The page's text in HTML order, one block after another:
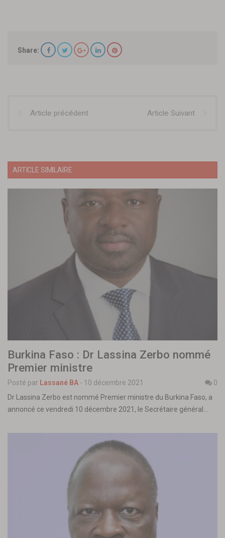
Share:
Article précédent Article Suivant
ARTICLE SIMILAIRE
Burkina Faso : Dr Lassina Zerbo nommé
Premier ministre
Posté par Lassané BA - 10 décembre 2021
0
Dr Lassina Zerbo est nommé Premier ministre du Burkina Faso, a
annoncé ce vendredi 10 décembre 2021, le Secrétaire général…